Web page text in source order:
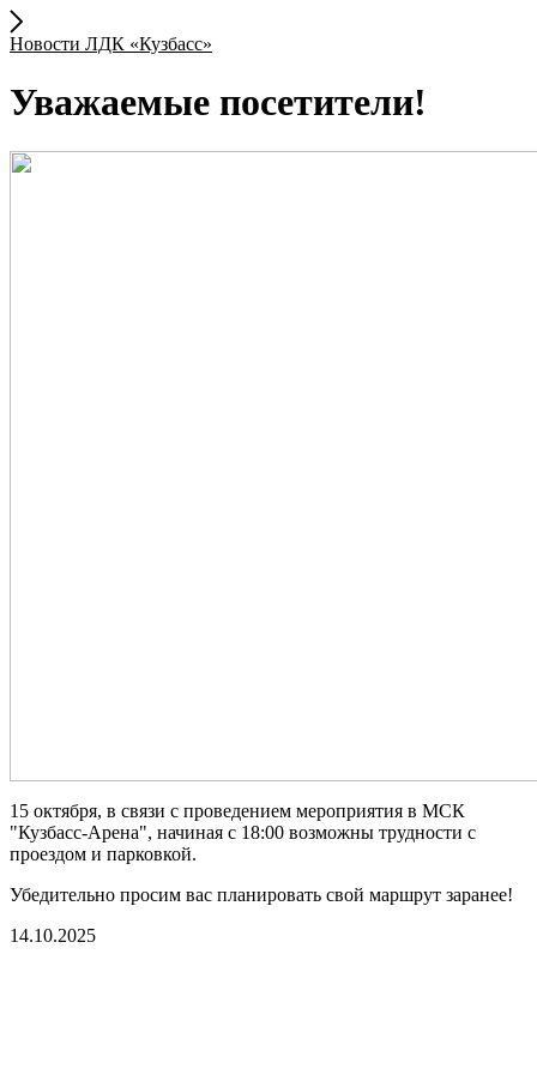
Новости ЛДК «Кузбасс»
Уважаемые посетители!
15 октября, в связи с проведением мероприятия в МСК
"Кузбасс-Арена", начиная с 18:00 возможны трудности с
проездом и парковкой.
Убедительно просим вас планировать свой маршрут заранее!
14.10.2025